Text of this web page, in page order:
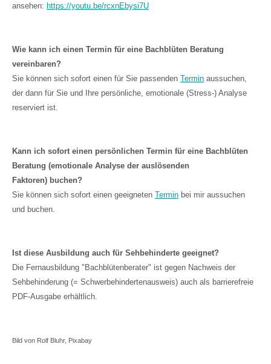
ansehen: https://youtu.be/rcxnEbysi7U
Wie kann ich einen Termin für eine Bachblüten Beratung
vereinbaren?
Sie können sich sofort einen für Sie passenden Termin aussuchen,
der dann für Sie und Ihre persönliche, emotionale (Stress-) Analyse
reserviert ist.
Kann ich sofort einen persönlichen Termin für eine Bachblüten
Beratung (emotionale Analyse der auslösenden
Faktoren) buchen?
Sie können sich sofort einen geeigneten Termin bei mir aussuchen
und buchen.
Ist diese Ausbildung auch für Sehbehinderte geeignet?
Die Fernausbildung "Bachblütenberater" ist gegen Nachweis der
Sehbehinderung (= Schwerbehindertenausweis) auch als barrierefreie
PDF-Ausgabe erhältlich.
Bild von Rolf Bluhr, Pixabay